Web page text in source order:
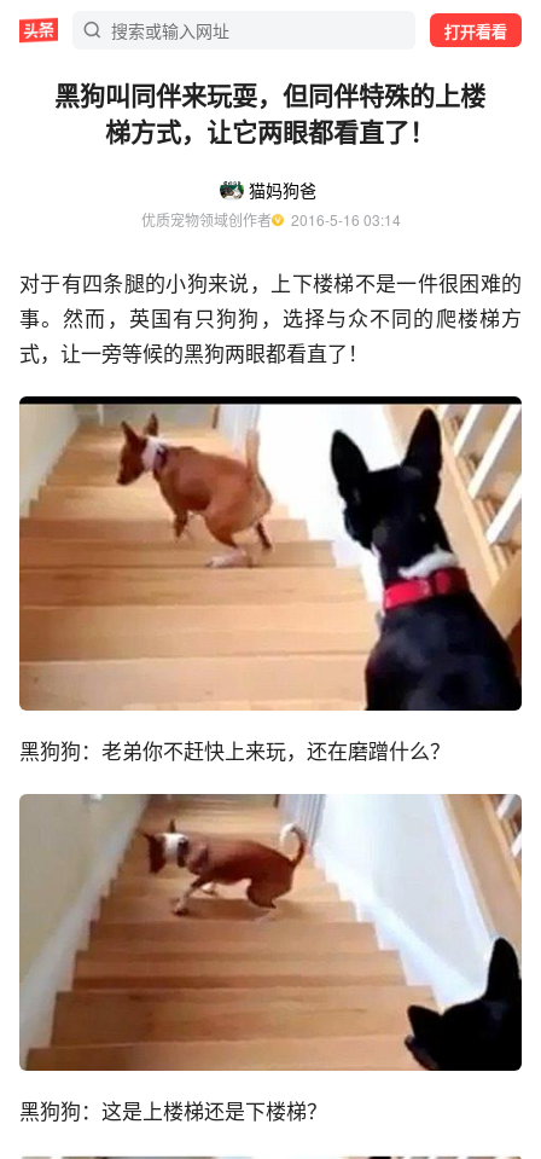
打开看看
黑狗叫同伴来玩耍，但同伴特殊的上楼
梯方式，让它两眼都看直了！
猫妈狗爸
优质宠物领域创作者
  2016-5-16 03:14
对于有四条腿的小狗来说，上下楼梯不是一件很困难的
事。然而，英国有只狗狗，选择与众不同的爬楼梯方
式，让一旁等候的黑狗两眼都看直了！
黑狗狗：老弟你不赶快上来玩，还在磨蹭什么？
黑狗狗：这是上楼梯还是下楼梯？